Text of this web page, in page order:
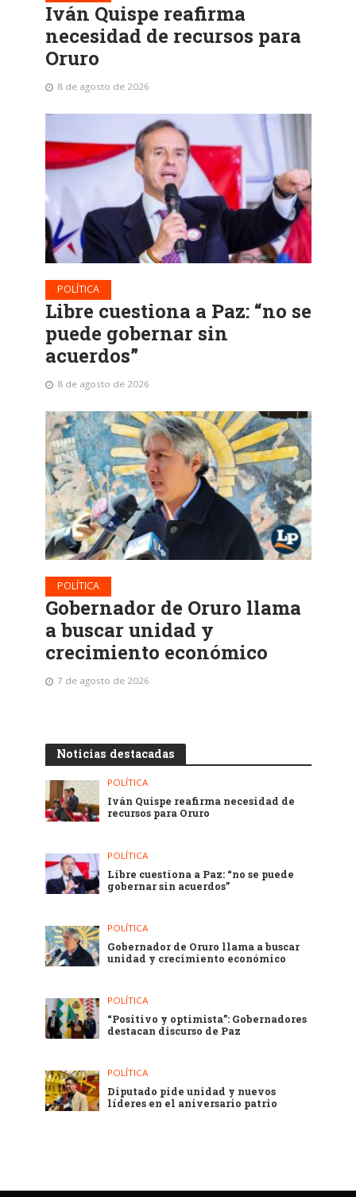
Iván Quispe reafirma
necesidad de recursos para
Oruro
8 de agosto de 2026
POLÍTICA
Libre cuestiona a Paz: “no se
puede gobernar sin
acuerdos”
8 de agosto de 2026
POLÍTICA
Gobernador de Oruro llama
a buscar unidad y
crecimiento económico
7 de agosto de 2026
Noticias destacadas
POLÍTICA
Iván Quispe reafirma necesidad de
recursos para Oruro
POLÍTICA
Libre cuestiona a Paz: “no se puede
gobernar sin acuerdos”
POLÍTICA
Gobernador de Oruro llama a buscar
unidad y crecimiento económico
POLÍTICA
“Positivo y optimista”: Gobernadores
destacan discurso de Paz
POLÍTICA
Diputado pide unidad y nuevos
líderes en el aniversario patrio